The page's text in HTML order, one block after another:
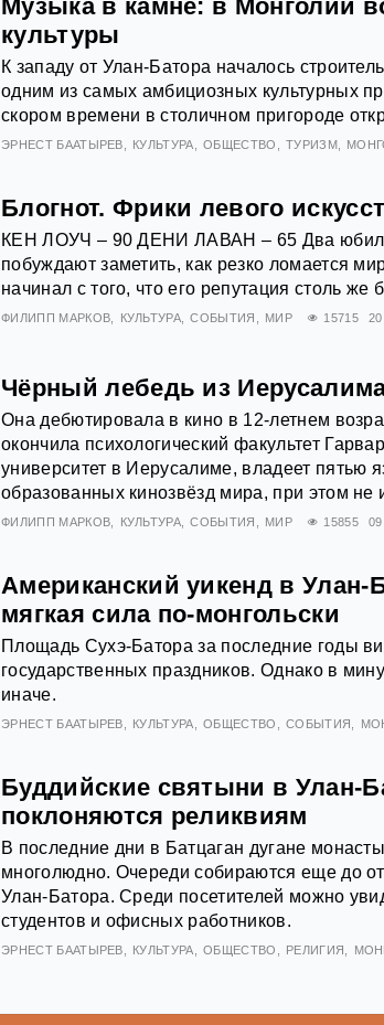
Музыка в камне: в Монголии
культуры
К западу от Улан-Батора началось
одним из самых амбициозных культурных
скором времени в столичном пригороде
ЭРНЕСТ БААТЫРЕВ КУЛЬТУРА ОБЩЕСТВО ТУРИЗМ
Блогнот. Фрики левого
КЕН ЛОУЧ – 90 ДЕНИ ЛАВАН – 65 Два
побуждают заметить, как резко ломается
начинал с того, что его репутация столь же
ФИЛИПП МАРКОВ КУЛЬТУРА СОБЫТИЯ МИР 15715
Чёрный лебедь из
Она дебютировала в кино в 12‑летнем
окончила психологический факультет
университет в Иерусалиме, владеет пятью
образованных кинозвёзд мира, при этом не
ФИЛИПП МАРКОВ КУЛЬТУРА СОБЫТИЯ МИР 15855
Американский уикенд в Улан-
мягкая сила по-монгольски
Площадь Сухэ-Батора за последние годы
государственных праздников. Однако в
иначе.
ЭРНЕСТ БААТЫРЕВ КУЛЬТУРА ОБЩЕСТВО СОБЫТИЯ
Буддийские святыни в Улан-
поклоняются реликвиям
В последние дни в Батцаган дугане
многолюдно. Очереди собираются еще до
Улан-Батора. Среди посетителей можно
студентов и офисных работников.
ЭРНЕСТ БААТЫРЕВ КУЛЬТУРА ОБЩЕСТВО РЕЛИГИЯ